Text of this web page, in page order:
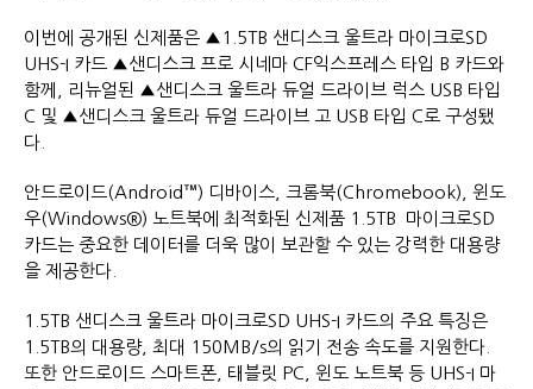
이번에 공개된 신제품은 ▲1.5TB 샌디스크 울트라 마이크로SD
UHS-I 카드 ▲샌디스크 프로 시네마 CF익스프레스 타입 B 카드와
함께, 리뉴얼된 ▲샌디스크 울트라 듀얼 드라이브 럭스 USB 타입
C 및 ▲샌디스크 울트라 듀얼 드라이브 고 USB 타입 C로 구성됐
다.
안드로이드(Android™) 디바이스, 크롬북(Chromebook), 윈도
우(Windows®) 노트북에 최적화된 신제품 1.5TB 마이크로SD
카드는 중요한 데이터를 더욱 많이 보관할 수 있는 강력한 대용량
을 제공한다.
1.5TB 샌디스크 울트라 마이크로SD UHS-I 카드의 주요 특징은
1.5TB의 대용량, 최대 150MB/s의 읽기 전송 속도를 지원한다.
또한 안드로이드 스마트폰, 태블릿 PC, 윈도 노트북 등 UHS-I 마